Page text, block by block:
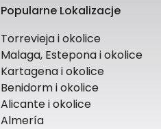
Popularne Lokalizacje
Torrevieja i okolice
Malaga, Estepona i okolice
Kartagena i okolice
Benidorm i okolice
Alicante i okolice
Almería